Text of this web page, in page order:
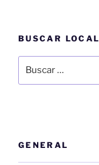
BUSCAR
por:
GENERAL